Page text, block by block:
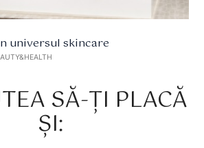
universul skincare
SĂ-ȚI PLACĂ
ȘI: